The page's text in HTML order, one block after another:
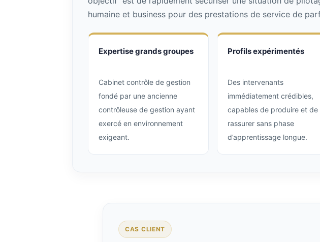
humaine et business pour des prestations de service de
Expertise grands groupes
Cabinet contrôle de gestion
fondé par une ancienne
contrôleuse de gestion ayant
exercé en environnement
exigeant.
Profils expérimentés
Des intervenants
immédiatement crédibles,
capables de produire et de
rassurer sans phase
d’apprentissage longue.
CAS CLIENT